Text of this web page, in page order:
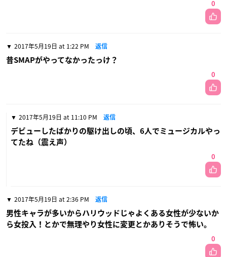
0
2017年5月19日 at 1:22 PM 返信
昔SMAPがやってなかったっけ？
0
2017年5月19日 at 11:10 PM 返信
デビューしたばかりの駆け出しの頃、6人でミュージカルやっ
てたね（震え声）
0
2017年5月19日 at 2:36 PM 返信
男性キャラが多いからハリウッドじゃよくある女性が少ないか
ら女投入！とかで無理やり女性に変更とかありそうで怖い。
0